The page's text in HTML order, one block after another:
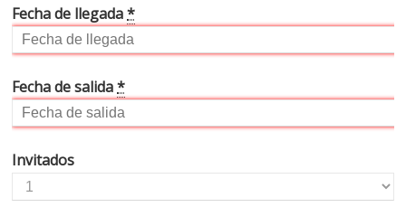
Fecha de llegada*
Fecha de salida*
Invitados